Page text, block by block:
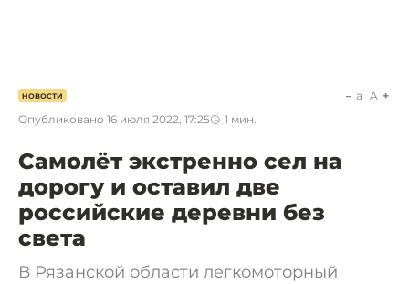
НОВОСТИ
Опубликовано 16 июля 2022, 17:25 1 мин.
a A
Самолёт экстренно сел на
дорогу и оставил две
российские деревни без
света
В Рязанской области легкомоторный